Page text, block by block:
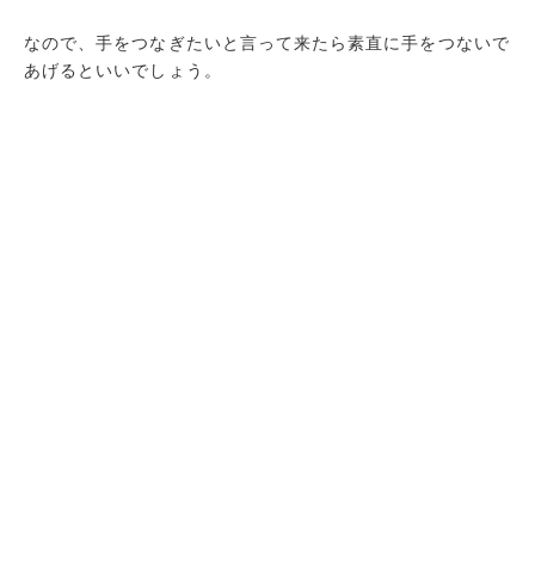
なので、手をつなぎたいと言って来たら素直に手をつないで
あげるといいでしょう。